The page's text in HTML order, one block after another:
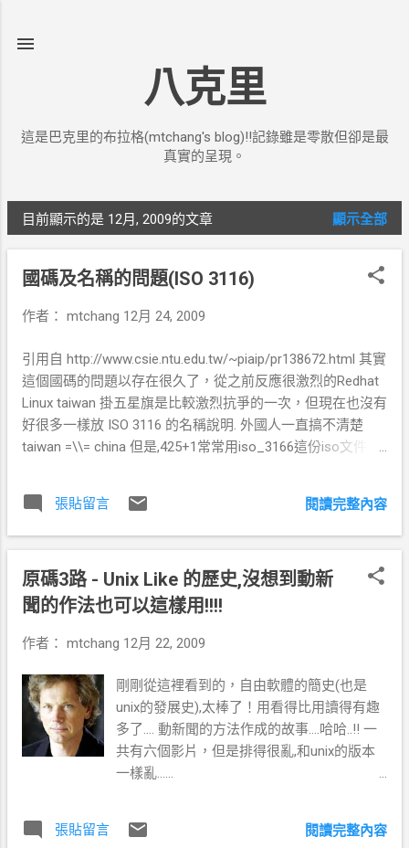
八克里
這是巴克里的布拉格(mtchang's blog)!!記錄雖是零散但卻是最
真實的呈現。
發
表
文
章
目前顯示的是 12月, 2009的文章 顯示全部
國碼及名稱的問題(ISO 3116)
作者： mtchang 12月 24, 2009
引用自 http://www.csie.ntu.edu.tw/~piaip/pr138672.html 其實
這個國碼的問題以存在很久了，從之前反應很激烈的Redhat
Linux taiwan 掛五星旗是比較激烈抗爭的一次，但現在也沒有
好很多一樣放 ISO 3116 的名稱說明. 外國人一直搞不清楚
taiwan =\\= china 但是,425+1常常用iso_3166這份iso文件來
件 http://www-
01.ibm.com/software/globalization/topics/writing/reference
對於iso 3166 的規範做解釋。 其實是 iso 3166 是聯合國訂
定的，但是訂定的時候根本沒有加入聯合國 一切都是 425+1
一半嗎？
t1.htm 如果政府在這樣下去，會一直越來越嚴重的。現在看
國外的網頁， 幾乎都已經把 taiwan == china 劃上等號. 但國
外大多數的時，並不清處 taiwna 和 china 之間的歷史關係及
定位。目前政府不自救，只能靠民間 的力量在各社群及組織
自救。 還好台灣的 IT 產業人才算多且還算有點規模，才不至
時 騜 震怒也沒用了!!
張貼留言 閱讀完整內容
原碼3路 - Unix Like 的歷史,沒想到動新
聞的作法也可以這樣用!!!!
作者： mtchang 12月 22, 2009
剛剛從這裡看到的，自由軟體的簡史(也是
unix的發展史),太棒了！用看得比用讀得有趣
多了.... 動新聞的方法作成的故事....哈哈..!! 一
共有六個影片，但是排得很亂,和unix的版本
一樣亂......
作業系統,從失敗的Multics計畫意外誕生
張貼留言 閱讀完整內容